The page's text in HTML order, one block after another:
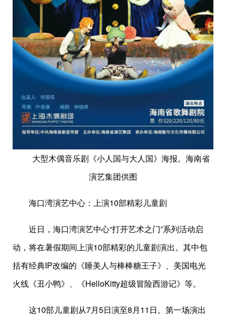
大型木偶音乐剧《小人国与大人国》海报。海南省
演艺集团供图
海口湾演艺中心：上演10部精彩儿童剧
近日，海口湾演艺中心“打开艺术之门”系列活动启
动，将在暑假期间上演10部精彩的儿童剧演出。其中包
括有经典IP改编的《睡美人与棒棒糖王子》、美国电光
火线《丑小鸭》、《HelloKitty超级冒险西游记》等。
这10部儿童剧从7月5日演至8月11日。第一场演出